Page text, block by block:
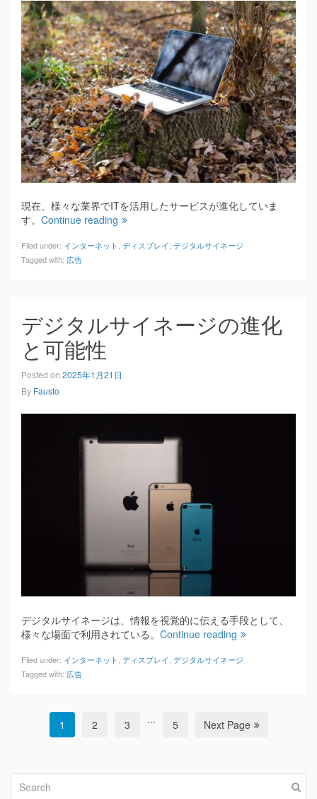
現在、様々な業界でITを活用したサービスが進化していま
す。 Continue reading
Filed under: インターネット, ディスプレイ, デジタルサイネージ
Tagged with: 広告
デジタルサイネージの進化
と可能性
Posted on 2025年1月21日
By Fausto
デジタルサイネージは、情報を視覚的に伝える手段として、
様々な場面で利用されている。 Continue reading
Filed under: インターネット ディスプレイ デジタルサイネージ
Tagged with: 広告
1 2 3 ... 5 Next Page